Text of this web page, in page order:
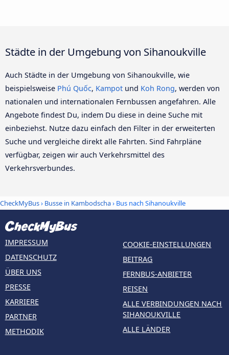
Städte in der Umgebung von Sihanoukville
Auch Städte in der Umgebung von Sihanoukville, wie
beispielsweise Phú Quốc, Kampot und Koh Rong, werden von
nationalen und internationalen Fernbussen angefahren. Alle
Angebote findest Du, indem Du diese in deine Suche mit
einbeziehst. Nutze dazu einfach den Filter in der erweiterten
Suche und vergleiche direkt alle Fahrten. Sind Fahrpläne
verfügbar, zeigen wir auch Verkehrsmittel des
Verkehrsverbundes.
CheckMyBus› Busse in Kambodscha› Bus nach Sihanoukville
IMPRESSUM
DATENSCHUTZ
ÜBER UNS
PRESSE
KARRIERE
PARTNER
METHODIK
COOKIE-EINSTELLUNGEN
BEITRAG
FERNBUS-ANBIETER
REISEN
ALLE VERBINDUNGEN NACH
SIHANOUKVILLE
ALLE LÄNDER